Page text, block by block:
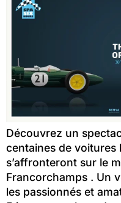
Découvrez un
centaines de
s’affronteront sur le
Francorchamps . Un
les passionnés et